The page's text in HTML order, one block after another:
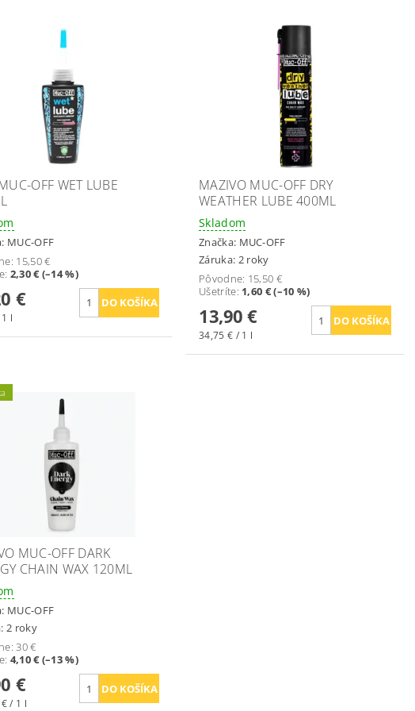
OFF WET LUBE
MUC-OFF
15,50 €
: 2,30 € (–14 %)
€
l
MAZIVO MUC-OFF DRY
WEATHER LUBE 400ML
Skladom
Značka: MUC-OFF
Záruka: 2 roky
Pôvodne: 15,50 €
Ušetríte: 1,60 € (–10 %)
13,90 €
34,75 € / 1 l
MUC-OFF DARK
CHAIN WAX 120ML
MUC-OFF
2 roky
30 €
: 4,10 € (–13 %)
€
/ 1 l